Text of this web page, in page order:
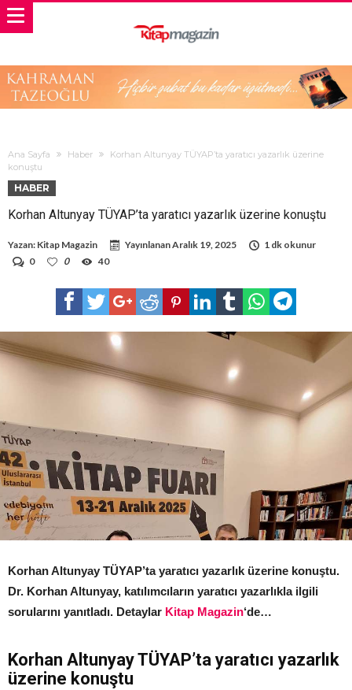
Ana Sayfa Haber
Korhan Altunyay TÜYAP’ta yaratıcı yazarlık üzerine
konuştu
HABER
Korhan Altunyay TÜYAP’ta yaratıcı yazarlık üzerine konuştu
Yazan: Kitap Magazin YayınlananAralık 19, 2025
1 dk okunur
0
0 40
Korhan Altunyay TÜYAP’ta yaratıcı yazarlık üzerine konuştu.
Dr. Korhan Altunyay, katılımcıların yaratıcı yazarlıkla ilgili
sorularını yanıtladı. Detaylar Kitap Magazin‘de…
Korhan Altunyay TÜYAP’ta yaratıcı yazarlık
üzerine konuştu